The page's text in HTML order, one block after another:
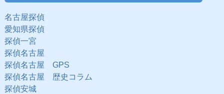
名古屋探偵
愛知県探偵
探偵一宮
探偵名古屋
探偵名古屋 GPS
探偵名古屋 歴史コラム
探偵安城